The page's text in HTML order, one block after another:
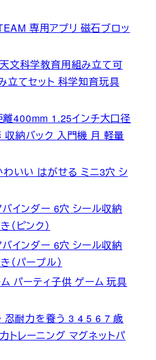
専用アプリ 磁石ブロッ
文科学教育用組み立て可
立てセット 科学知育玩具
400mm 1.25インチ大口径
収納バック 入門機 月 軽量
わいい はがせる ミニ3穴 シ
インダー 6穴 シール収納
ピンク）
インダー 6穴 シール収納
パープル）
パーティ子供 ゲーム 玩具
忍耐力を養う 3 4 5 6 7 歳
レーニング マグネットパ